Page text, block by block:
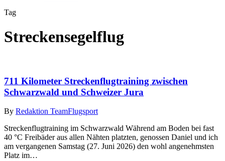
Tag
Streckensegelflug
711 Kilometer Streckenflugtraining zwischen
Schwarzwald und Schweizer Jura
By Redaktion TeamFlugsport
Streckenflugtraining im Schwarzwald Während am Boden bei fast
40 °C Freibäder aus allen Nähten platzten, genossen Daniel und ich
am vergangenen Samstag (27. Juni 2026) den wohl angenehmsten
Platz im…